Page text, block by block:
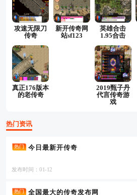
攻速无限刀
传奇
新开传奇网
站sf123
英雄合击
1.95合击
真正176版本
的老传奇
2019甄子丹
代言传奇游
戏
热门资讯
热门 今日最新开传奇
发布时间：01-12
热门 全国最大的传奇发布网